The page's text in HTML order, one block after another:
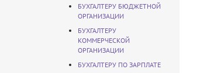
БУХГАЛТЕРУ БЮДЖЕТНОЙ
ОРГАНИЗАЦИИ
БУХГАЛТЕРУ
КОММЕРЧЕСКОЙ
ОРГАНИЗАЦИИ
БУХГАЛТЕРУ ПО ЗАРПЛАТЕ